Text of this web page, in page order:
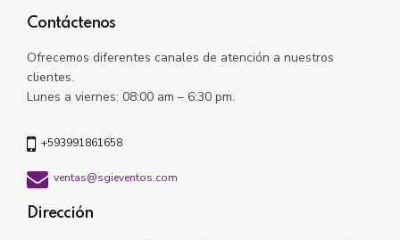
Contáctenos
Ofrecemos diferentes canales de atención a nuestros
clientes.
Lunes a viernes: 08:00 am – 6:30 pm.
+593991861658
ventas@sgieventos.com
Dirección